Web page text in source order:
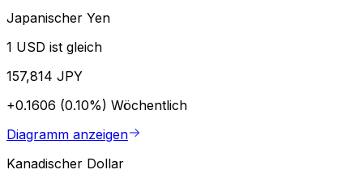
Japanischer Yen
1 USD ist gleich
157,814 JPY
+0.1606 (0.10%) Wöchentlich
Diagramm anzeigen
Kanadischer Dollar